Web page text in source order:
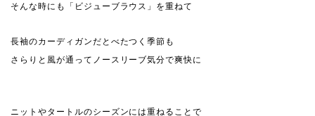
そんな時にも「ビジューブラウス」を重ねて
長袖のカーディガンだとべたつく季節も
さらりと風が通ってノースリーブ気分で爽快に
ニットやタートルのシーズンには重ねることで